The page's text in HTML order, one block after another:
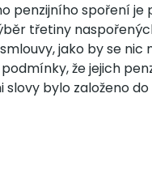
penzijního spoření je
třetiny
jako by se nic
že jejich
slovy bylo založeno